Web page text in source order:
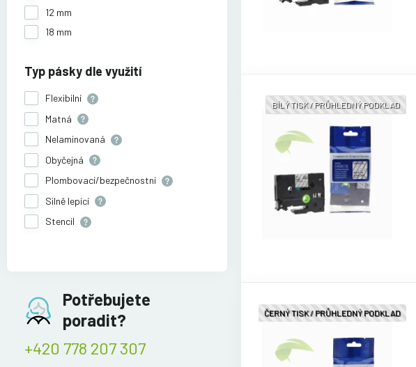
12 mm
18 mm
Typ pásky dle využití
Flexibilní
Matná
Nelaminovaná
Obyčejná
Plombovací/bezpečnostní
Silně lepící
Stencil
Potřebujete
poradit?
+420 778 207 307
BÍLÝ TISK / PRŮHLEDNÝ PODKLAD
ČERNÝ TISK / PRŮHLEDNÝ PODKLAD